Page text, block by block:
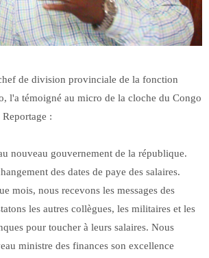
de division provinciale de la fonction
l'a témoigné au micro de la cloche du Congo
:
nouveau gouvernement de la république.
des dates de paye des salaires.
mois, nous recevons les messages des
les autres collègues, les militaires et les
pour toucher à leurs salaires. Nous
ministre des finances son excellence